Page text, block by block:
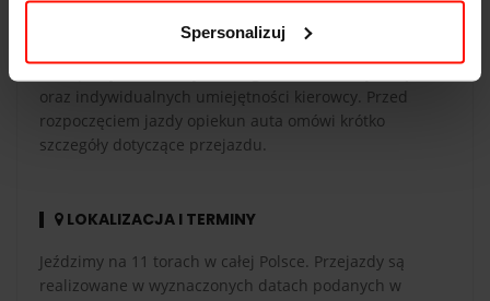
Spersonalizuj
CZAS PRZEJAZDU
oraz indywidualnych umiejętności kierowcy. Przed
rozpoczęciem jazdy opiekun auta omówi krótko
szczegóły dotyczące przejazdu.
LOKALIZACJA I TERMINY
Jeździmy na 11 torach w całej Polsce. Przejazdy są
realizowane w wyznaczonych datach podanych w